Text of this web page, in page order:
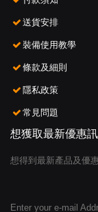
送貨安排
裝備使用教學
條款及細則
隱私政策
常見問題
想獲取最新優惠
想得到最新產品及優
Enter your e-mail